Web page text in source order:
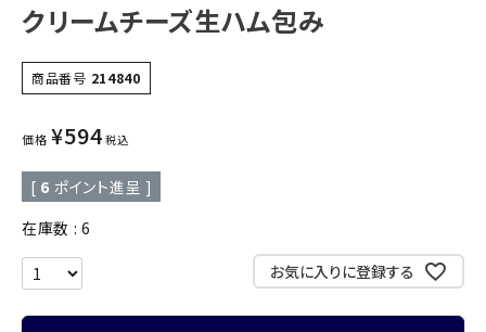
クリームチーズ生ハム包み
商品番号 214840
価格 ¥594 税込
[ 6 ポイント進呈 ]
在庫数
6
お気に入りに登録する